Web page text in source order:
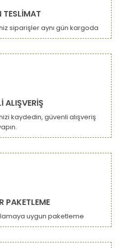
TESLİMAT
siparişler aynı gün kargoda
ALIŞVERİŞ
kaydedin, güvenli alışveriş
PAKETLEME
uygun paketleme